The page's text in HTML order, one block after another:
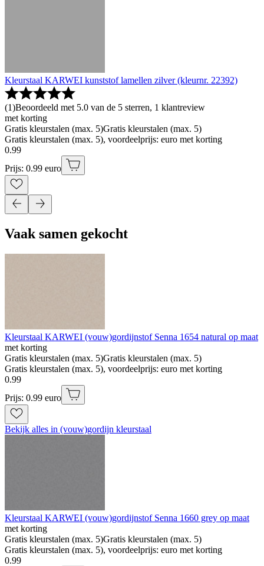
Kleurstaal KARWEI kunststof lamellen zilver (kleurnr. 22392)
(1)Beoordeeld met 5.0 van de 5 sterren, 1 klantreview
met korting
Gratis kleurstalen (max. 5)Gratis kleurstalen (max. 5)
Gratis kleurstalen (max. 5), voordeelprijs: euro met korting
0.99
Prijs: 0.99 euro
Vaak samen gekocht
Kleurstaal KARWEI (vouw)gordijnstof Senna 1654 natural op maat
met korting
Gratis kleurstalen (max. 5)Gratis kleurstalen (max. 5)
Gratis kleurstalen (max. 5), voordeelprijs: euro met korting
0.99
Prijs: 0.99 euro
Bekijk alles in (vouw)gordijn kleurstaal
Kleurstaal KARWEI (vouw)gordijnstof Senna 1660 grey op maat
met korting
Gratis kleurstalen (max. 5)Gratis kleurstalen (max. 5)
Gratis kleurstalen (max. 5), voordeelprijs: euro met korting
0.99